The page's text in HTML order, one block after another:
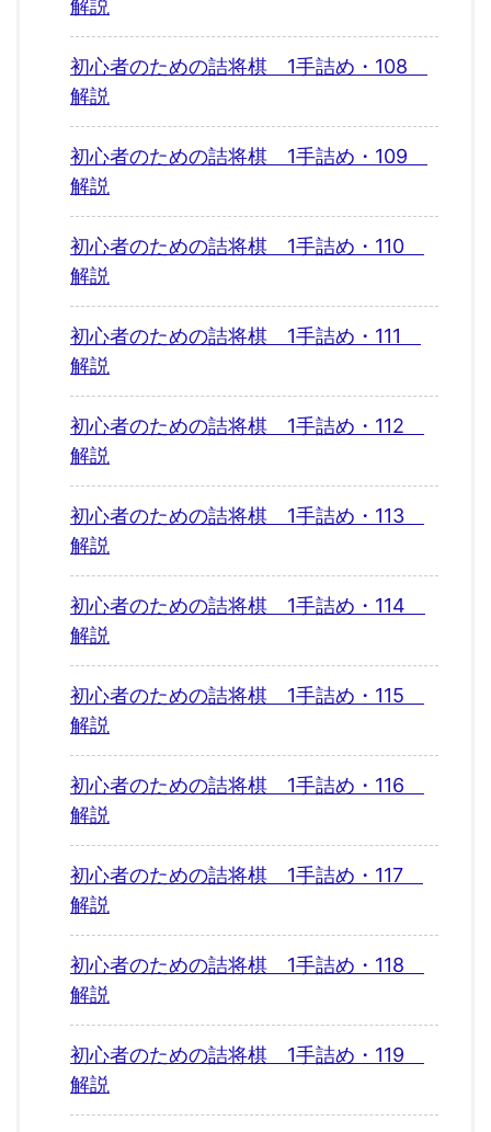
解説
初心者のための詰将棋 1手詰め・108
解説
初心者のための詰将棋 1手詰め・109
解説
初心者のための詰将棋 1手詰め・110
解説
初心者のための詰将棋 1手詰め・111
解説
初心者のための詰将棋 1手詰め・112
解説
初心者のための詰将棋 1手詰め・113
解説
初心者のための詰将棋 1手詰め・114
解説
初心者のための詰将棋 1手詰め・115
解説
初心者のための詰将棋 1手詰め・116
解説
初心者のための詰将棋 1手詰め・117
解説
初心者のための詰将棋 1手詰め・118
解説
初心者のための詰将棋 1手詰め・119
解説